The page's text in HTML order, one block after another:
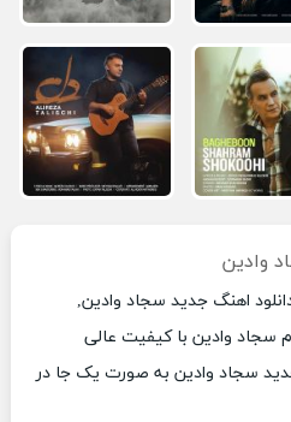
وادین
اهنگ جدید سجاد وادین,
سجاد وادین با کیفیت عالی
سجاد وادین به صورت یک جا در